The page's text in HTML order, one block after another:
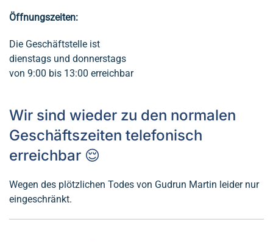
Öffnungszeiten:
Die Geschäftstelle ist
dienstags und donnerstags
von 9:00 bis 13:00 erreichbar
Wir sind wieder zu den normalen
Geschäftszeiten telefonisch
erreichbar 😌
Wegen des plötzlichen Todes von Gudrun Martin leider nur
eingeschränkt.